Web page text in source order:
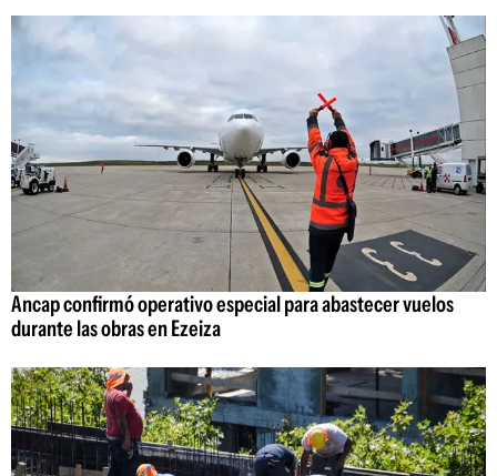
Ancap confirmó operativo especial para abastecer vuelos
durante las obras en Ezeiza